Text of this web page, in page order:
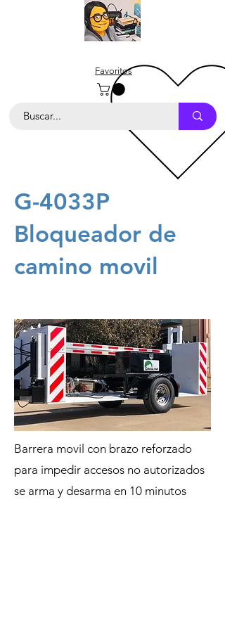
Favoritos
G-4033P
Bloqueador de
camino movil
Barrera movil con brazo reforzado
para impedir accesos no autorizados
se arma y desarma en 10 minutos